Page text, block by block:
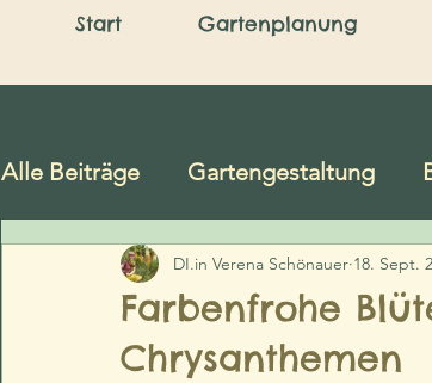
Start Gartenplanung
Alle Beiträge Gartengestaltung
Tipps & Tricks im Garten
Wildblumen & Wildkräuter
Farbenfrohe
Chrysanthemen
DI.in Verena Schönauer 18. Sept.